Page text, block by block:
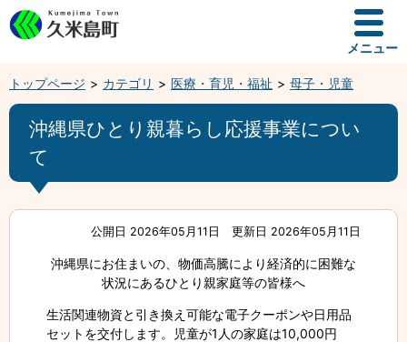
メニュー
トップページ カテゴリ 医療・育児・福祉 母子・児童
沖縄県ひとり親暮らし応援事業につい
て
公開日 2026年05月11日 更新日 2026年05月11日
沖縄県にお住まいの、物価高騰により経済的に困難な
状況にあるひとり親家庭等の皆様へ
生活関連物資と引き換え可能な電子クーポンや日用品
セットを交付します。児童が1人の家庭は10,000円